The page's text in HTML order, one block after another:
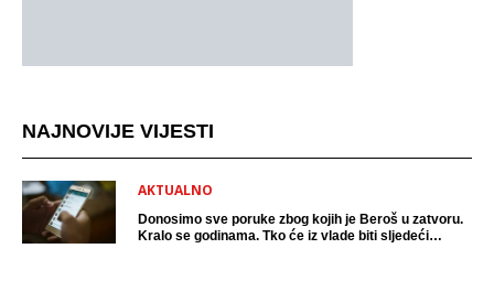
NAJNOVIJE VIJESTI
AKTUALNO
Donosimo sve poruke zbog kojih je Beroš u zatvoru.
Kralo se godinama. Tko će iz vlade biti sljedeći